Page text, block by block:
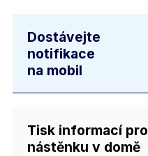
Dostávejte
notifikace
na mobil
Tisk informací pro
nástěnku v domě